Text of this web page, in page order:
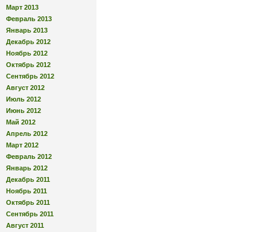
Март 2013
Февраль 2013
Январь 2013
Декабрь 2012
Ноябрь 2012
Октябрь 2012
Сентябрь 2012
Август 2012
Июль 2012
Июнь 2012
Май 2012
Апрель 2012
Март 2012
Февраль 2012
Январь 2012
Декабрь 2011
Ноябрь 2011
Октябрь 2011
Сентябрь 2011
Август 2011